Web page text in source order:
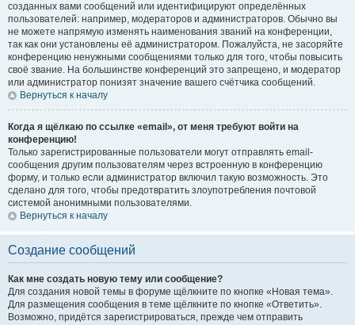
созданных вами сообщений или идентифицируют определённых
пользователей: например, модераторов и администраторов. Обычно вы
не можете напрямую изменять наименования званий на конференции,
так как они установлены её администратором. Пожалуйста, не засоряйте
конференцию ненужными сообщениями только для того, чтобы повысить
своё звание. На большинстве конференций это запрещено, и модератор
или администратор понизят значение вашего счётчика сообщений.
Вернуться к началу
Когда я щёлкаю по ссылке «email», от меня требуют войти на
конференцию!
Только зарегистрированные пользователи могут отправлять email-
сообщения другим пользователям через встроенную в конференцию
форму, и только если администратор включил такую возможность. Это
сделано для того, чтобы предотвратить злоупотребления почтовой
системой анонимными пользователями.
Вернуться к началу
Создание сообщений
Как мне создать новую тему или сообщение?
Для создания новой темы в форуме щёлкните по кнопке «Новая тема».
Для размещения сообщения в теме щёлкните по кнопке «Ответить».
Возможно, придётся зарегистрироваться, прежде чем отправить